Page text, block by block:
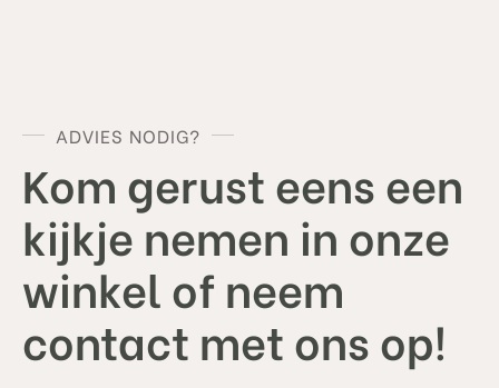
ADVIES NODIG?
Kom gerust eens een
kijkje nemen in onze
winkel of neem
contact met ons op!